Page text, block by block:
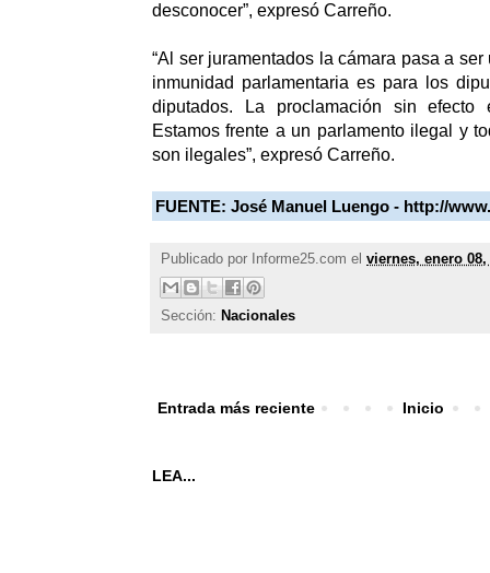
desconocer”, expresó Carreño.
“Al ser juramentados la cámara pasa a
inmunidad parlamentaria es para los
diputados. La proclamación sin
Estamos frente a un parlamento ilegal y
son ilegales”, expresó Carreño.
FUENTE: José Manuel Luengo - http://
Publicado por Informe25.com el viernes, enero 08,
Sección: Nacionales
Entrada más reciente Inicio
LEA...